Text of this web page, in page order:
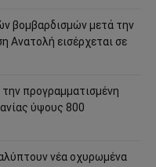
βομβαρδισμών μετά την
Ανατολή εισέρχεται σε
προγραμματισμένη
ύψους 800
νέα οχυρωμένα